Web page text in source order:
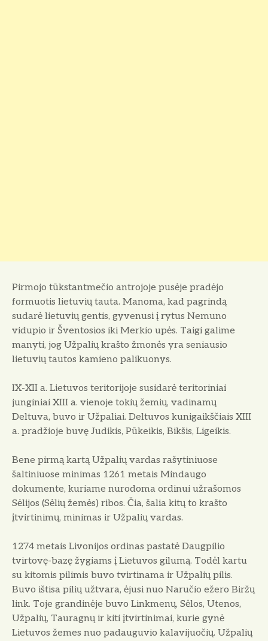
Pirmojo tūkstantmečio antrojoje pusėje pradėjo
formuotis lietuvių tauta. Manoma, kad pagrindą
sudarė lietuvių gentis, gyvenusi į rytus Nemuno
vidupio ir Šventosios iki Merkio upės. Taigi galime
manyti, jog Užpalių krašto žmonės yra seniausio
lietuvių tautos kamieno palikuonys.
IX-XII a. Lietuvos teritorijoje susidarė teritoriniai
junginiai XIII a. vienoje tokių žemių, vadinamų
Deltuva, buvo ir Užpaliai. Deltuvos kunigaikščiais XIII
a. pradžioje buvę Judikis, Pūkeikis, Bikšis, Ligeikis.
Bene pirmą kartą Užpalių vardas rašytiniuose
šaltiniuose minimas 1261 metais Mindaugo
dokumente, kuriame nurodoma ordinui užrašomos
Sėlijos (Sėlių žemės) ribos. Čia, šalia kitų to krašto
įtvirtinimų, minimas ir Užpalių vardas.
1274 metais Livonijos ordinas pastatė Daugpilio
tvirtovę-bazę žygiams į Lietuvos gilumą. Todėl kartu
su kitomis pilimis buvo tvirtinama ir Užpalių pilis.
Buvo ištisa pilių užtvara, ėjusi nuo Naručio ežero Biržų
link. Toje grandinėje buvo Linkmenų, Sėlos, Utenos,
Užpalių, Tauragnų ir kiti įtvirtinimai, kurie gynė
Lietuvos žemes nuo padauguvio kalavijuočių. Užpalių